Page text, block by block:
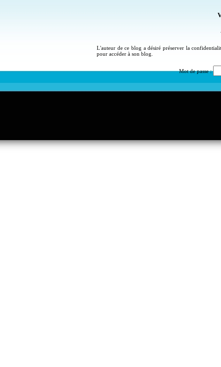
L'auteur de ce blog a désiré préserver la
pour accéder à son blog.
Mot de passe :